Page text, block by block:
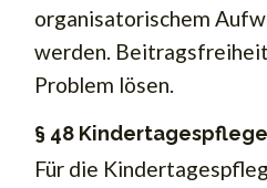
organisatorischem
werden.
Problem lösen.
§ 48 Kindertagespflege
Für die